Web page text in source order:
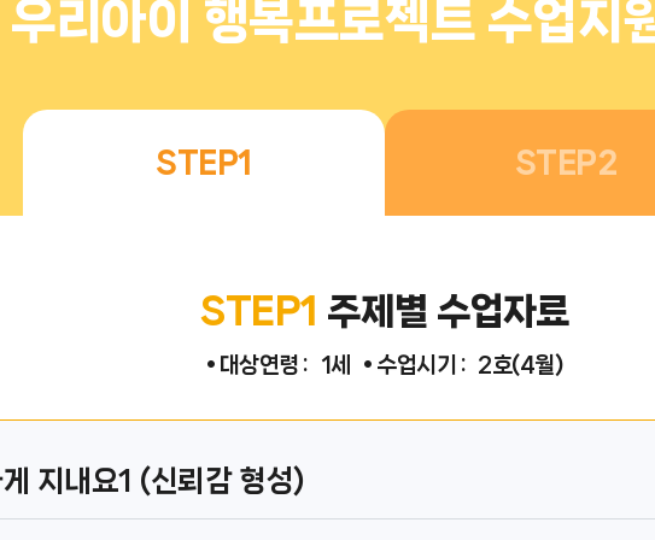
우리아이 행복프로젝트 수업지
STEP1 STEP2
STEP1 주제별 수업자료
• 대상연령 : 1세 • 수업시기 : 2호(4월)
지내요1 (신뢰감 형성)